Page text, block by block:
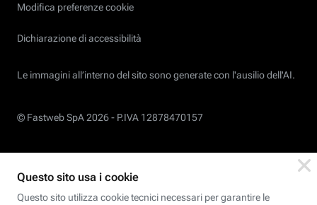
Modifica preferenze cookie
Dichiarazione di accessibilità
Le immagini all’interno del sito sono generate con l'ausilio dell'AI.
© Fastweb SpA 2026 - P.IVA 12878470157